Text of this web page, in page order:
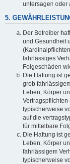
untersagen oder
5.
Der Betreiber
und Gesundheit
fahrlässiges
Folgeschäden
Die Haftung ist
grob
Leben, Körper
typischerweise
auf die
für mittelbare
Die Haftung ist
Leben, Körper
fahrlässigem
typischerweise